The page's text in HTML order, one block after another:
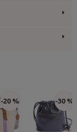
-20 % -30 %